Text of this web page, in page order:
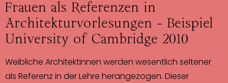
Frauen als Referenzen in
Architekturvorlesungen – Beispiel
University of Cambridge 2010
Weibliche Architektinnen werden wesentlich seltener
als Referenz in der Lehre herangezogen. Dieser